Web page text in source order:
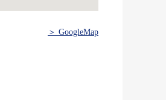
＞ GoogleMap